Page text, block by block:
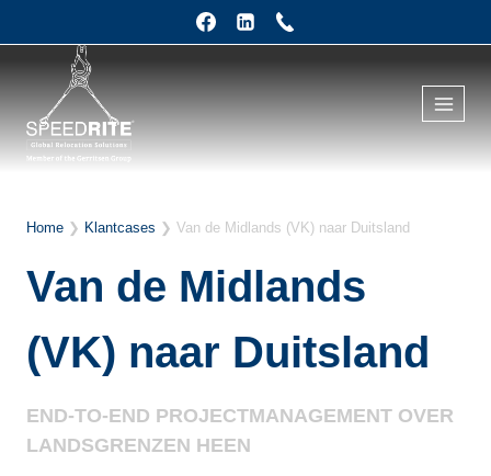
Home ❯ Klantcases ❯ Van de Midlands (VK) naar Duitsland
Van de Midlands
(VK) naar Duitsland
END-TO-END PROJECTMANAGEMENT OVER
LANDSGRENZEN HEEN